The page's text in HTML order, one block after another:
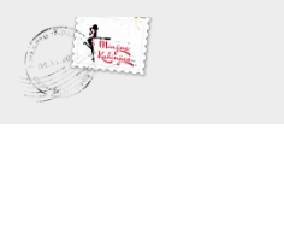
Skoči
na